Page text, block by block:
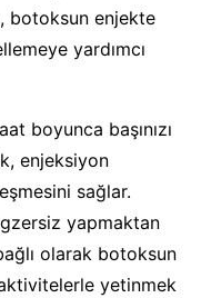
botoksun enjekte
yardımcı
boyunca başınızı
enjeksiyon
sağlar.
yapmaktan
olarak botoksun
yetinmek